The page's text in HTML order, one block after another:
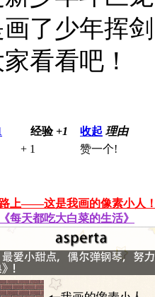
了少年挥
看看吧！
经验 +1 收起 理由
+ 1 赞一个!
上——这是我画的像素小人
每天都吃大白菜的生活》